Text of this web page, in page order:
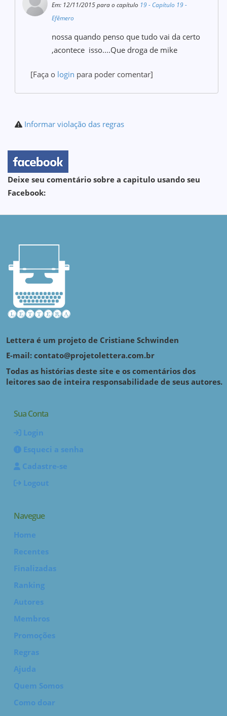
Em: 12/11/2015 para o capítulo 19 - Capítulo 19 -
Efêmero
nossa quando penso que tudo vai da certo
,acontece isso....Que droga de mike
[Faça o login para poder comentar]
Informar violação das regras
Deixe seu comentário sobre a capitulo usando seu
Facebook:
Lettera é um projeto de Cristiane Schwinden
E-mail: contato@projetolettera.com.br
Todas as histórias deste site e os comentários dos
leitores sao de inteira responsabilidade de seus autores.
Sua Conta
Login
Esqueci a senha
Cadastre-se
Logout
Navegue
Home
Recentes
Finalizadas
Ranking
Autores
Membros
Promoções
Regras
Ajuda
Quem Somos
Como doar